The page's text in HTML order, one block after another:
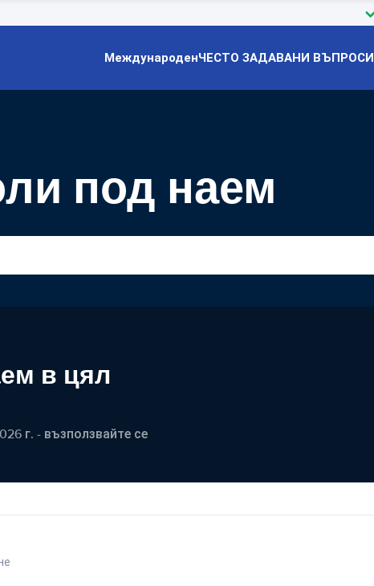
МеждународенЧЕСТО ЗАДАВАНИ ВЪПРОСИ
под наем
в цял
г. - възползвайте се